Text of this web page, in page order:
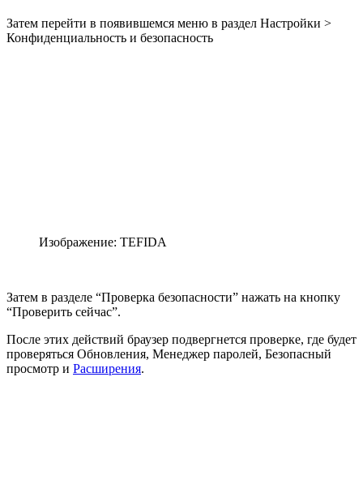
Затем перейти в появившемся меню в раздел Настройки >
Конфиденциальность и безопасность
Изображение: TEFIDA
Затем в разделе “Проверка безопасности” нажать на кнопку
“Проверить сейчас”.
После этих действий браузер подвергнется проверке, где будет
проверяться Обновления, Менеджер паролей, Безопасный
просмотр и Расширения.